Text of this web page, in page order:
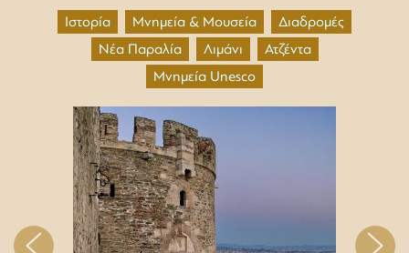
Ιστορία Μνημεία & Μουσεία
Διαδρομές
Νέα Παραλία
Λιμάνι
Ατζέντα
Μνημεία Unesco